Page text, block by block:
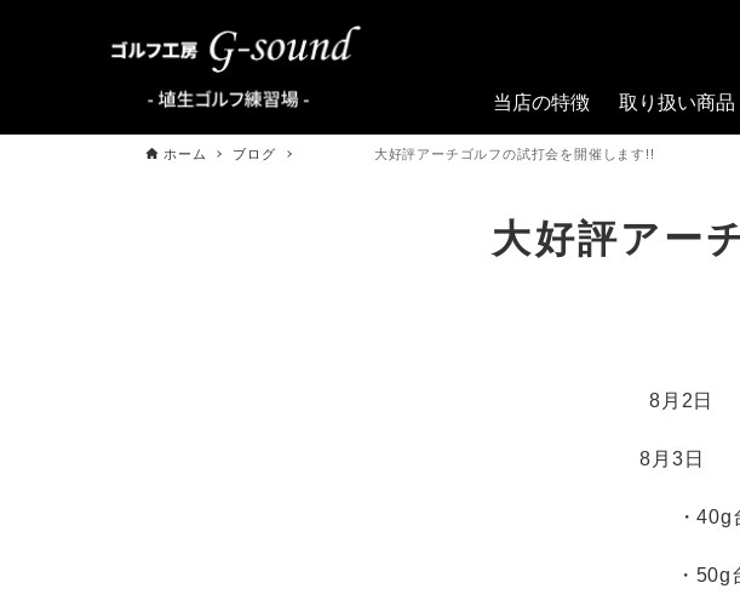
当店の特徴 取り扱い商品
ホーム ブログ 大好評アーチゴルフの試打会を開催します!!
大好評アーチゴ
8月2日
8月3日
・
・